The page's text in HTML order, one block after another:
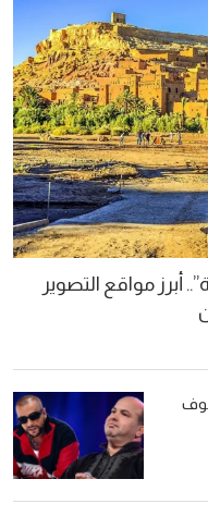
أبرز مواقع التصوير